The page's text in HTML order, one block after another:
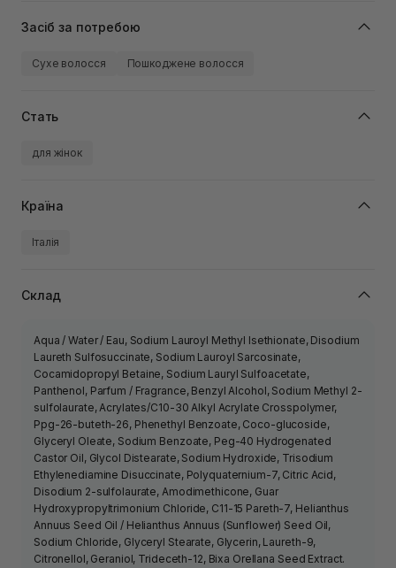
Засіб за потребою
Сухе волосся Пошкоджене волосся
Стать
для жінок
Країна
Італія
Склад
Aqua / Water / Eau, Sodium Lauroyl Methyl Isethionate, Disodium
Laureth Sulfosuccinate, Sodium Lauroyl Sarcosinate,
Cocamidopropyl Betaine, Sodium Lauryl Sulfoacetate,
Panthenol, Parfum / Fragrance, Benzyl Alcohol, Sodium Methyl 2-
sulfolaurate, Acrylates/C10-30 Alkyl Acrylate Crosspolymer,
Ppg-26-buteth-26, Phenethyl Benzoate, Coco-glucoside,
Glyceryl Oleate, Sodium Benzoate, Peg-40 Hydrogenated
Castor Oil, Glycol Distearate, Sodium Hydroxide, Trisodium
Ethylenediamine Disuccinate, Polyquaternium-7, Citric Acid,
Disodium 2-sulfolaurate, Amodimethicone, Guar
Hydroxypropyltrimonium Chloride, C11-15 Pareth-7, Helianthus
Annuus Seed Oil / Helianthus Annuus (Sunflower) Seed Oil,
Sodium Chloride, Glyceryl Stearate, Glycerin, Laureth-9,
Citronellol, Geraniol, Trideceth-12, Bixa Orellana Seed Extract.